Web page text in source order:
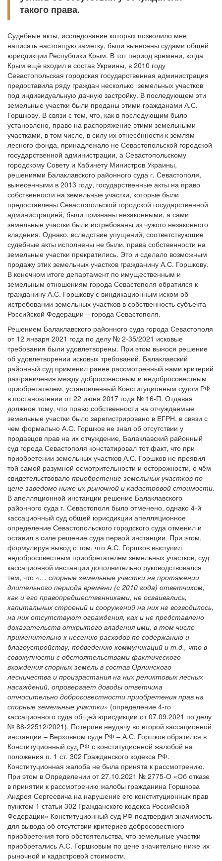
такого права.
Судебные акты, исследование которых позволило мне
написать настоящую заметку, были вынесены судами общей
юрисдикции Республики Крым. В тот период времени, когда
Крым ещё входил в состав Украины, в 2010 году
Севастопольская городская государственная администрация
предоставила ряду граждан несколько земельных участков
под индивидуальную дачную застройку. В последующем эти
земельные участки были проданы этими гражданами А.С.
Горшкову. В связи с тем, что, как в последующим было
установлено, право на распоряжение этими земельными
участками, в том числе, в силу их отнесённости к землям
лесного фонда, принадлежало не Севастопольской городской
государственной администрации, а Севастопольскому
городскому Совету и Кабинету Министров Украины,
решениями Балаклавского районного суда г. Севастополя,
вынесенными в 2013 году, государственные акты на право
собственности на земельные участки, которые были
предоставлены Севастопольской городской государственной
администрацией, были признаны незаконными, а сами
земельные участки были истребованы из чужого незаконного
владения. Однако, вследствие упущений, соответствующие
судебные акты исполнены не были, права собственности на
земельные участки прекратились. Это и сделало возможным
продажу этих земельных участков гражданину А.С. Горшкову.
В конечном итоге департамент по имущественным и
земельным отношениям города Севастополя обратился к
гражданину А.С. Горшкову с виндикационным иском об
истребовании земельных участков в собственность субъекта
Российской Федерации – города Севастополя.
Решением Балаклавского районного суда города Севастополя
от 12 января 2021 года по делу № 2-35/2021 исковые
требования были удовлетворены. При этом вынося решение
об удовлетворении исковых требований, Балаклавский
районный суд применил ранее рассмотренный нами критерий
разграничения между добросовестным и недобросовестным
приобретателем, установленный Конституционным судом РФ
в постановлении от 22 июня 2017 года № 16-П. Отдавая
должное тому, что право собственности на отчуждаемые
земельные участки было зарегистрировано в ЕГРН, в связи с
чем формально А.С. Горшков не знал об отсутствии у
продавцов прав на их отчуждение, Балаклавский районный
суд города Севастополя констатировал тот факт, что при
приобретении земельных участков А.С. Горшков не проявил
той самой разумной осмотрительности и осторожности, о чём
свидетельствовало приобретение земельных участков по
цене заведомо ниже их рыночной и кадастровой стоимости.
В апелляционной инстанции решение Балаклавского
районного суда г. Севастополя было отменено, однако 4-й
кассационный суд общей юрисдикции апелляционное
определение Севастопольского городского суда отменил и
оставил в силе решение суда первой инстанции. При этом,
формулируя вывод о том, что А.С. Горшков выступил
недобросовестным приобретателем земельных участков, суд
кассационной инстанции дополнительно руководствовался
тем, что «… спорные земельные участки на протяжении
длительного периода времени (с 2010 года) ответчиком,
как и его правопредшественниками, не осваивались,
капитальных строений и сооружений на них не возводилось,
на них отсутствуют ограждения, как и не представлено
доказательств открытого владения ими, в том числе
применительно к несению расходов по содержанию и
благоустройству, подведению коммуникаций и т.д., что в
совокупности с обстоятельствами фактического
вхождения спорных земель в состав Орлинского
лесничества и произрастания на них реликтовых лесных
насаждений, опровергает доводы ответчика
относительно добросовестности приобретения прав на
спорные земельные участки» (определение 4-го
кассационного суда общей юрисдикции от 07.09.2021 по делу
№ 88-22512/2021). Потерпев неудачу во второй кассационной
инстанции – Верховном суде РФ – А.С. Горшков обратился в
Конституционный суд РФ с конституционной жалобой на
положения п. 1 ст. 302 Гражданского кодекса РФ.
Конституционная жалоба не была принята к рассмотрению.
При этом в Определении от 27.10.2021 № 2775-О «Об отказе
в принятии к рассмотрению жалобы гражданина Горшкова
Андрея Сергеевича на нарушение его конституционных прав
пунктом 1 статьи 302 Гражданского кодекса Российской
Федерации» Конституционный суд РФ подтвердил значимость
для вывода об отсутствии критериев добросовестного
приобретения того обстоятельства, что земельные участки
приобретались А.С. Горшковым по цене значительно ниже их
рыночной и кадастровой стоимости.